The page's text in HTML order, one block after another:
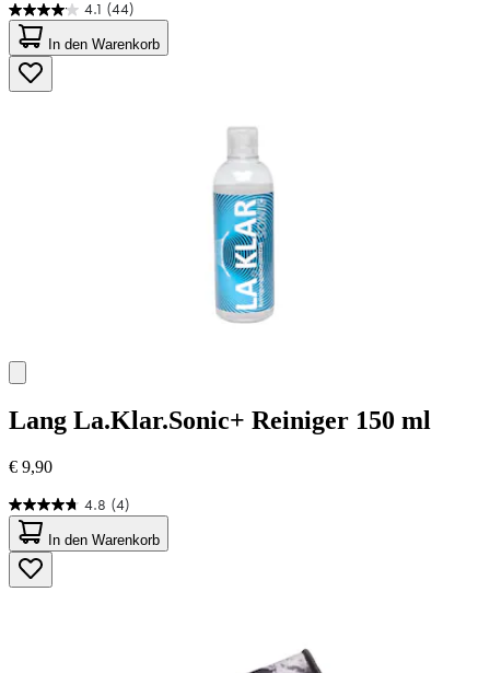
4.1 (44)
4.1
von
5
Sternen.
44
In den Warenkorb
Lang La.Klar.Sonic+ Reiniger 150 ml
€ 9,90
4.8 (4)
4.8
von
5
Sternen.
4
In den Warenkorb